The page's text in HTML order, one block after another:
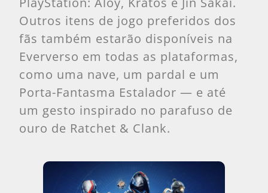
Outros itens de jogo preferidos dos
fãs também estarão disponíveis na
Eververso em todas as plataformas,
como uma nave, um pardal e um
Porta-Fantasma Estalador — e até
um gesto inspirado no parafuso de
ouro de Ratchet & Clank.